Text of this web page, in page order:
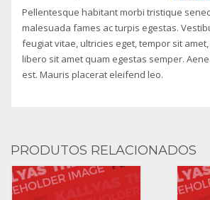
Pellentesque habitant morbi tristique
malesuada fames ac turpis egestas.
feugiat vitae, ultricies eget, tempor sit
libero sit amet quam egestas semper.
est. Mauris placerat eleifend leo.
PRODUTOS RELACIONADOS